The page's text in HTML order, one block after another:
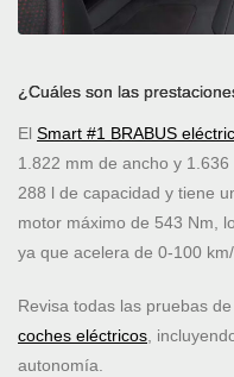
¿Cuáles son las
El Smart #1 BRABUS
1.822 mm de ancho y
288 l de capacidad y tiene
motor máximo de 543 Nm,
ya que acelera de 0-100
Revisa todas las pruebas
coches eléctricos ,
autonomía.